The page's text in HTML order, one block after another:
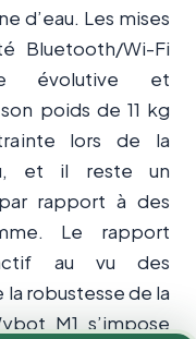
d’eau. Les mises
Bluetooth/Wi-Fi
évolutive et
poids de 11 kg
lors de la
et il reste un
rapport à des
Le rapport
au vu des
robustesse de la
M1 s’impose